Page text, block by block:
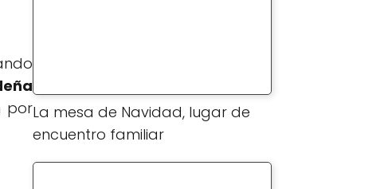
porLa mesa de Navidad, lugar de
encuentro familiar